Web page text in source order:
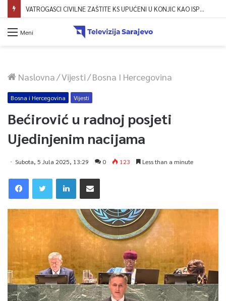
VATROGASCI CIVILNE ZAŠTITE KS UPUĆENI U KONJIC KAO ISPOMOĆ U GAŠENJU POŽARA
Meni
Naslovna/Vijesti/Bosna I Hercegovina
Bosna i Hercegovina Vijesti
Bećirović u radnoj posjeti
Ujedinjenim nacijama
Subota, 5 Jula 2025, 13:29 0 123 Less than a minute